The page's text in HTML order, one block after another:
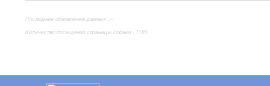
Последнее обновление данных ..--
Количество посещений страницы собаки - 1185